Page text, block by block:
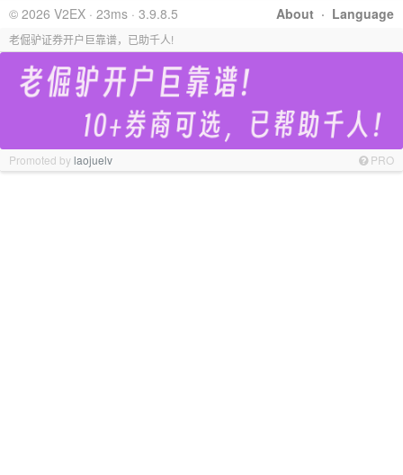
About · Language
© 2026 V2EX · 23ms · 3.9.8.5
老倔驴证券开户巨靠谱，已助千人!
Promoted bylaojuelv PRO